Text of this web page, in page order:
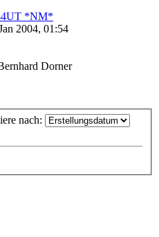
*NM*
2004, 01:54
Dorner
nach: